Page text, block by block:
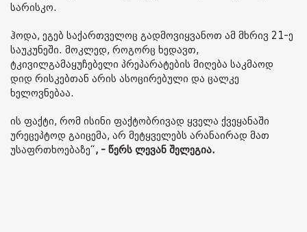
სარისკო.
ჰოდა, ეგებ საქართველოც გადმოვიყვანოთ ამ მხრივ 21-ე
საუკუნეში. მოკლედ, როგორც ხედავთ,
ტკივილგამაყუჩებელი პრეპარატების მიღება საკმაოდ
დიდ რისკებთან არის ასოცირებული და ცალკე
ხელოვნებაა.
ის ფაქტი, რომ ისინი ფაქტობრივად ყველა ქვეყანაში
ურეცეპტოდ გაიცემა, არ მეტყველებს არანაირად მათ
უსაფრთხოებაზე“, - წერს ლევან შელეგია.